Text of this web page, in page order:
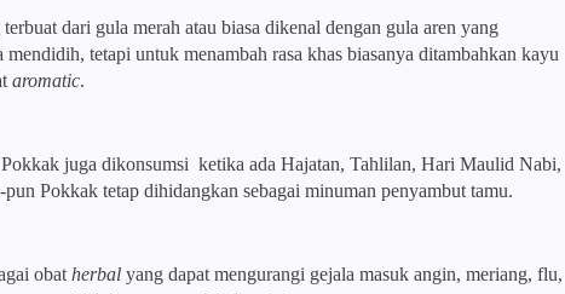
dari gula merah atau biasa dikenal dengan gula aren yang
tetapi untuk menambah rasa khas biasanya ditambahkan kayu
aromatic.
juga dikonsumsi ketika ada Hajatan, Tahlilan, Hari Maulid Nabi,
Pokkak tetap dihidangkan sebagai minuman penyambut tamu.
obat herbal yang dapat mengurangi gejala masuk angin, meriang, flu,